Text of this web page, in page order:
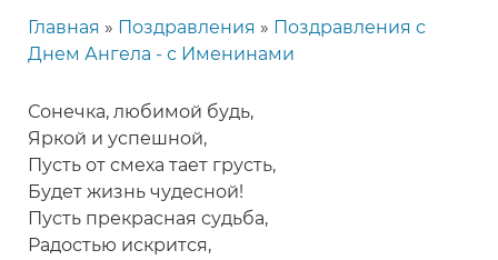
Строка
Главная Поздравления
Поздравления с
Днем Ангела - с Именинами
Сонечка, любимой будь,
Яркой и успешной,
Пусть от смеха тает грусть,
Будет жизнь чудесной!
Пусть прекрасная судьба,
Радостью искрится,